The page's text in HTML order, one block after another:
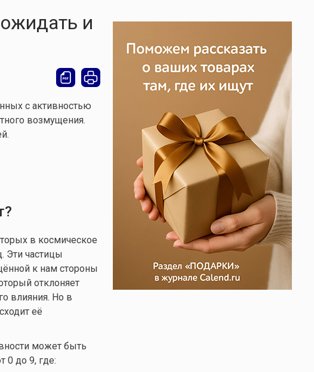
и
с активностью
возмущения.
в космическое
Эти частицы
к нам стороны
отклоняет
влияния. Но в
её
может быть
0 до 9, где: